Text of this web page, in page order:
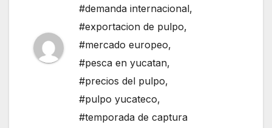
#demanda internacional,
#exportacion de pulpo,
#mercado europeo,
#pesca en yucatan,
#precios del pulpo,
#pulpo yucateco,
#temporada de captura